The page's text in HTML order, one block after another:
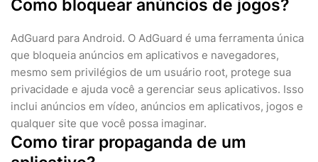
Como bloquear anúncios de jogos?
AdGuard para Android. O AdGuard é uma ferramenta única
que bloqueia anúncios em aplicativos e navegadores,
mesmo sem privilégios de um usuário root, protege sua
privacidade e ajuda você a gerenciar seus aplicativos. Isso
inclui anúncios em vídeo, anúncios em aplicativos, jogos e
qualquer site que você possa imaginar.
Como tirar propaganda de um